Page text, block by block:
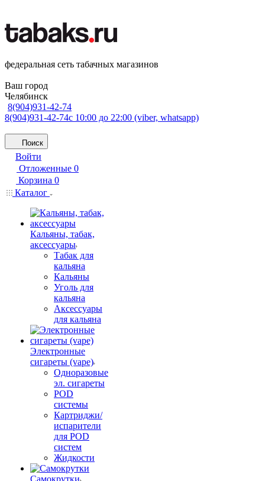
федеральная сеть табачных магазинов
Ваш город
Челябинск
8(904)931-42-74
8(904)931-42-74с 10:00 до 22:00 (viber, whatsapp)
Поиск
Войти
Отложенные 0
Корзина 0
Каталог
Кальяны, табак,
аксессуары
Табак для
кальяна
Кальяны
Уголь для
кальяна
Аксессуары
для кальяна
Электронные
сигареты (vape)
Одноразовые
эл. сигареты
POD
системы
Картриджи/
испарители
для POD
систем
Жидкости
Самокрутки